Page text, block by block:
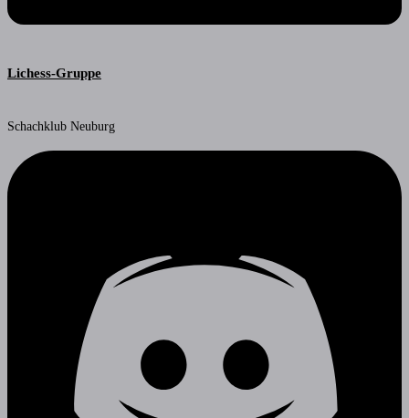
Lichess-Gruppe
Schachklub Neuburg